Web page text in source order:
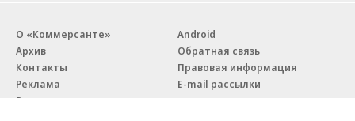
О «Коммерсанте»
Архив
Контакты
Реклама
Вакансии
Android
Обратная связь
Правовая информация
E-mail рассылки